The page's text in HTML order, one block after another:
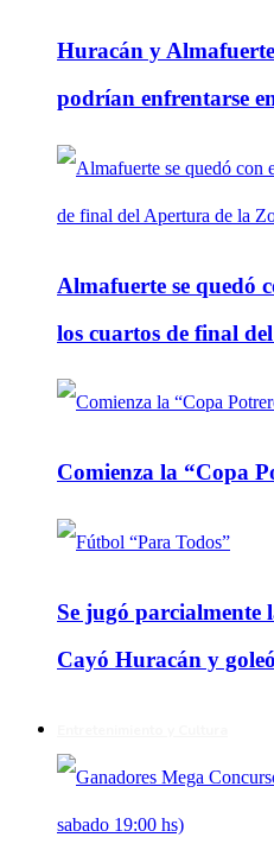
Huracán y
podrían enfrentarse
Almafuerte se quedó
los cuartos de final
Comienza la “Copa
Se jugó parcialmente
Cayó Huracán y